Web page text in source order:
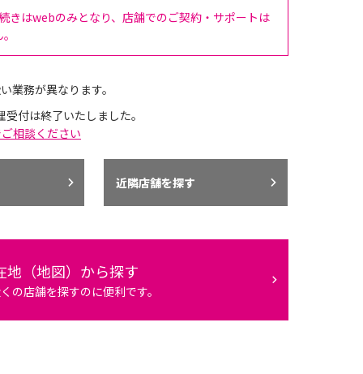
きはwebのみとなり、店舗でのご契約・サポートは
業務が異なります。
付は終了いたしました。
相談ください
近隣店舗を探す
地（地図）から探す
の店舗を探すのに便利です。